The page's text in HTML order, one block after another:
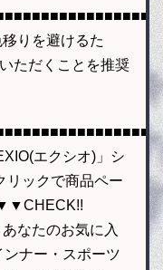
りを避けるた
ただくことを推奨
エクシオ)」シ
リックで商品ペー
たのお気に入
ナー・スポーツ